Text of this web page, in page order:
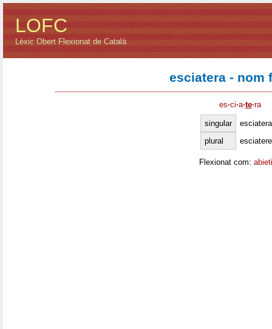
LOFC
Lèxic Obert Flexionat de Català
esciatera - nom
es·ci·a·te·ra
singular
esciatera
plural
Flexionat com: